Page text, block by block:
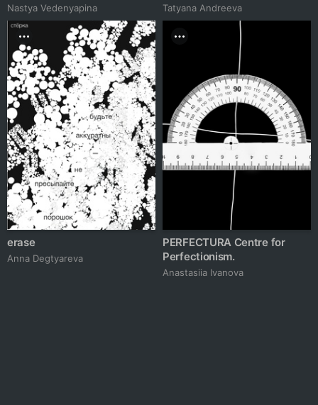
Nastya Vedenyapina Tatyana Andreeva
erase
Anna Degtyareva
PERFECTURA Centre for
Perfectionism.
Anastasiia Ivanova